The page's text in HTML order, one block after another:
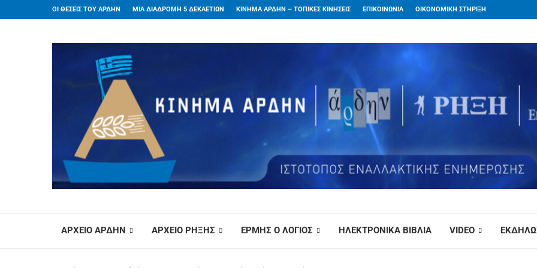
ΟΙ ΘΕΣΕΙΣ ΤΟΥ ΑΡΔΗΝ ΜΙΑ ΔΙΑΔΡΟΜΗ 5 ΔΕΚΑΕΤΙΩΝ ΚΙΝΗΜΑ ΑΡΔΗΝ – ΤΟΠΙΚΕΣ ΚΙΝΗΣΕΙΣ ΕΠΙΚΟΙΝΩΝΙΑ ΟΙΚΟΝΟΜΙΚΗ ΣΤΗΡΙΞΗ
ΑΡΧΕΙΟ ΑΡΔΗΝ ΑΡΧΕΙΟ ΡΗΞΗΣ ΕΡΜΗΣ Ο ΛΟΓΙΟΣ ΗΛΕΚΤΡΟΝΙΚΑ ΒΙΒΛΙΑ VIDEO